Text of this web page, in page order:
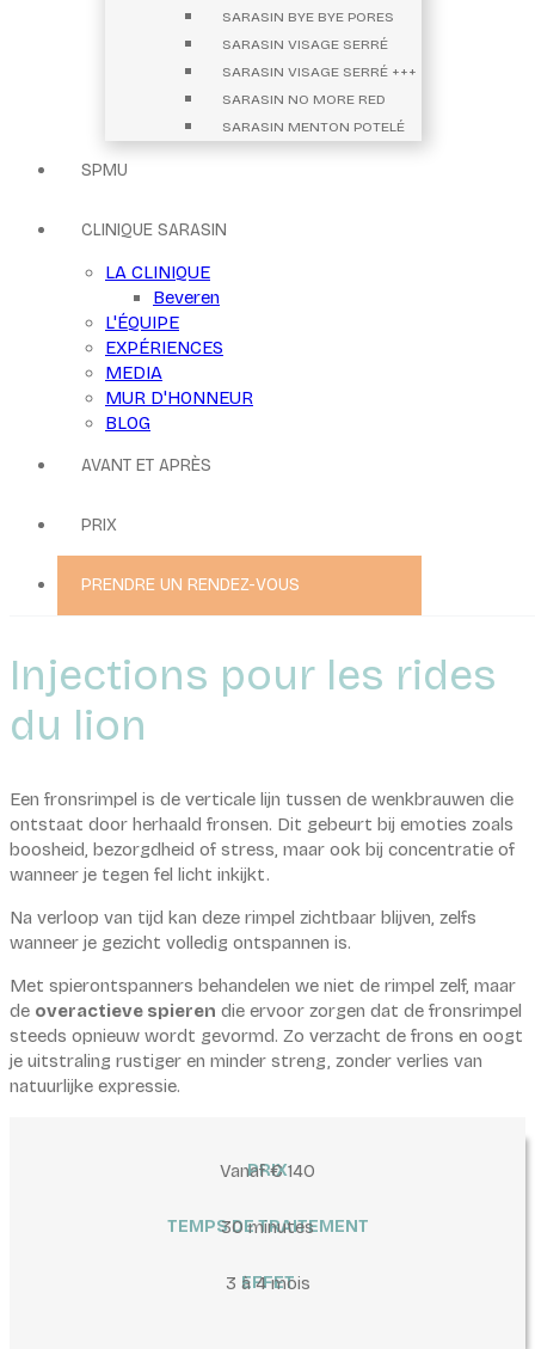
SARASIN BYE BYE PORES
SARASIN VISAGE SERRÉ
SARASIN VISAGE SERRÉ +++
SARASIN NO MORE RED
SARASIN MENTON POTELÉ
SPMU
CLINIQUE SARASIN
LA CLINIQUE
Beveren
L'ÉQUIPE
EXPÉRIENCES
MEDIA
MUR D'HONNEUR
BLOG
AVANT ET APRÈS
PRIX
PRENDRE UN RENDEZ-VOUS
Injections pour les rides
du lion
Een fronsrimpel is de verticale lijn tussen de wenkbrauwen die
ontstaat door herhaald fronsen. Dit gebeurt bij emoties zoals
boosheid, bezorgdheid of stress, maar ook bij concentratie of
wanneer je tegen fel licht inkijkt.
Na verloop van tijd kan deze rimpel zichtbaar blijven, zelfs
wanneer je gezicht volledig ontspannen is.
Met spierontspanners behandelen we niet de rimpel zelf, maar
de overactieve spieren die ervoor zorgen dat de fronsrimpel
steeds opnieuw wordt gevormd. Zo verzacht de frons en oogt
je uitstraling rustiger en minder streng, zonder verlies van
natuurlijke expressie.
PRIX
Vanaf € 140
TEMPS DE TRAITEMENT
30 minutes
EFFET
3 à 4 mois